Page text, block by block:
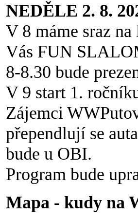
NEDĚLE 2. 8.
V 8 máme sraz
Vás FUN
8-8.30 bude
V 9 start 1.
Zájemci
přependlují se
bude u OBI.
Program bude
Mapa - kudy na